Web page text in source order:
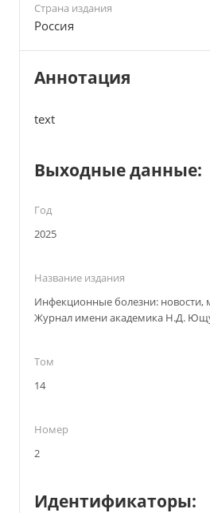
Страна издания
Россия
Аннотация
text
Выходные данные:
Год
2025
Название издания
Инфекционные болезни: новости,
Журнал имени академика Н.Д.
Том
14
Номер
2
Идентификаторы: